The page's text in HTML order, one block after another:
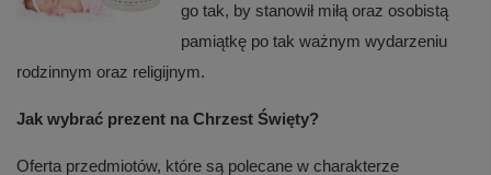
go tak, by stanowił miłą oraz osobistą
pamiątkę po tak ważnym wydarzeniu
rodzinnym oraz religijnym.
Jak wybrać prezent na Chrzest Święty?
Oferta przedmiotów, które są polecane w charakterze